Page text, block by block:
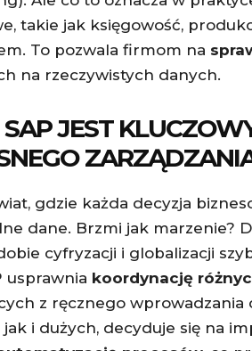
takie jak księgowość,
To pozwala firmom na
na rzeczywistych danych.
JEST
gdzie każda decyzja
dane. Brzmi jak marzenie?
cyfryzacji i globalizacji
usprawnia koordynację
z ręcznego
jak i dużych, decyduje się na